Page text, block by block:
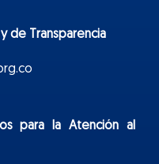
de Transparencia
para la Atención al